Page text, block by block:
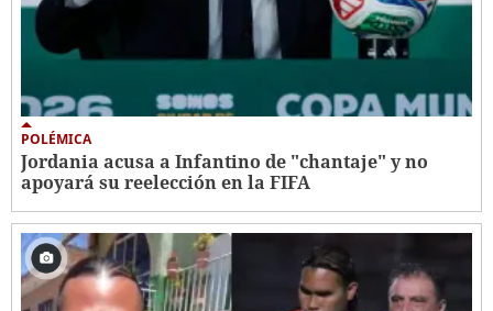
POLÉMICA
Jordania acusa a Infantino de "chantaje" y no
apoyará su reelección en la FIFA